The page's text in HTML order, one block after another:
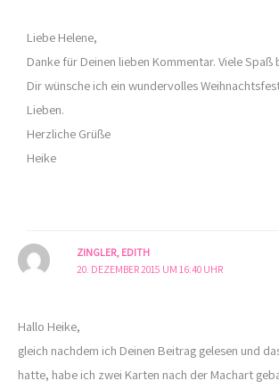
Liebe Helene,
Danke für Deinen lieben Kommentar. Viele Spaß
Dir wünsche ich ein wundervolles
Lieben.
Herzliche Grüße
Heike
ZINGLER, EDITH
20. DEZEMBER 2015 UM 16:40 UHR
Hallo Heike,
gleich nachdem ich Deinen Beitrag gelesen und
hatte, habe ich zwei Karten nach der Machart